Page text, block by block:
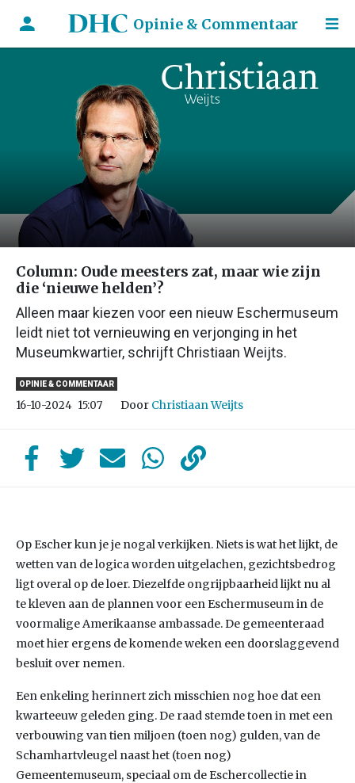
Opinie & Commentaar
Column: Oude meesters zat, maar wie zijn
die ‘nieuwe helden’?
Alleen maar kiezen voor een nieuw Eschermuseum
leidt niet tot vernieuwing en verjonging in het
Museumkwartier, schrijft Christiaan Weijts.
OPINIE & COMMENTAAR
16-10-2024 15:07 Door Christiaan Weijts
Op Escher kun je je nogal verkijken. Niets is wat het lijkt, de
wetten van de logica worden uitgelachen, gezichtsbedrog
ligt overal op de loer. Diezelfde ongrijpbaarheid lijkt nu al
te kleven aan de plannen voor een Eschermuseum in de
voormalige Amerikaanse ambassade. De gemeenteraad
moet hier ergens de komende weken een doorslaggevend
besluit over nemen.
Een enkeling herinnert zich misschien nog hoe dat een
kwarteeuw geleden ging. De raad stemde toen in met een
verbouwing van tien miljoen (toen nog) gulden, van de
Schamhartvleugel naast het (toen nog)
Gemeentemuseum, speciaal om de Eschercollectie in